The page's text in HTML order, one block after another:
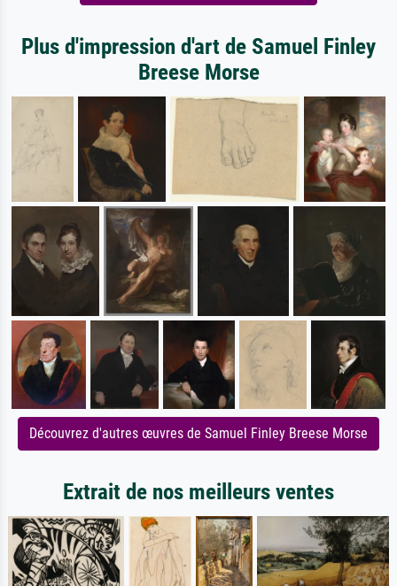
Plus d'impression d'art de Samuel Finley
Breese Morse
Découvrez d'autres œuvres de Samuel Finley Breese Morse
Extrait de nos meilleurs ventes